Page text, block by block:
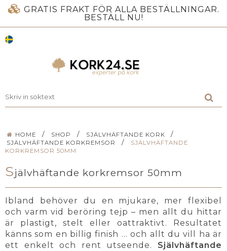
GRATIS FRAKT FÖR ALLA BESTÄLLNINGAR.
BESTÄLL NU!
HOME / SHOP / SJÄLVHÄFTANDE KORK /
SJÄLVHÄFTANDE KORKREMSOR /
SJÄLVHÄFTANDE
KORKREMSOR 50MM
Självhäftande korkremsor 50mm
Ibland behöver du en mjukare, mer flexibel
och varm vid beröring tejp – men allt du hittar
är plastigt, stelt eller oattraktivt. Resultatet
känns som en billig finish … och allt du vill ha är
ett enkelt och rent utseende. Självhäftande